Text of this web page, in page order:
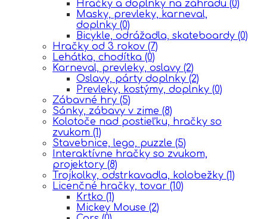
Hračky a doplnky na záhradu (0)
Masky, prevleky, karneval,
doplnky (0)
Bicykle, odrážadla, skateboardy (0)
Hračky od 3 rokov (7)
Lehátka, chodítka (0)
Karneval, prevleky, oslavy (2)
Oslavy, párty doplnky (2)
Prevleky, kostýmy, doplnky (0)
Zábavné hry (5)
Sánky, zábavy v zime (8)
Kolotoče nad postieľku, hračky so
zvukom (1)
Stavebnice, lego, puzzle (5)
Interaktívne hračky so zvukom,
projektory (8)
Trojkolky, odstrkavadla, kolobežky (1)
Licenčné hračky, tovar (10)
Krtko (1)
Mickey Mouse (2)